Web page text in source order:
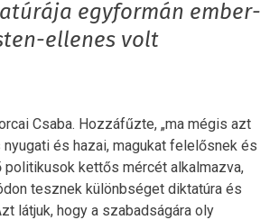
egyformán ember-
ellenes volt
Csaba. Hozzáfűzte, „ma mégis azt
nyugati és hazai, magukat felelősnek és
politikusok kettős mércét alkalmazva,
tesznek különbséget diktatúra és
látjuk, hogy a szabadságára oly